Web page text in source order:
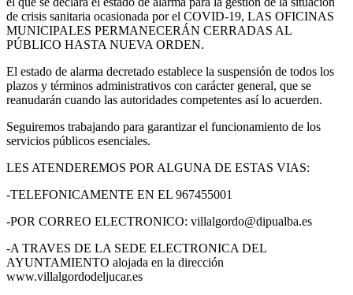
de crisis sanitaria ocasionada por el COVID-19, LAS OFICINAS
MUNICIPALES PERMANECERÁN CERRADAS AL
PÚBLICO HASTA NUEVA ORDEN.
El estado de alarma decretado establece la suspensión de todos los
plazos y términos administrativos con carácter general, que se
reanudarán cuando las autoridades competentes así lo acuerden.
Seguiremos trabajando para garantizar el funcionamiento de los
servicios públicos esenciales.
LES ATENDEREMOS POR ALGUNA DE ESTAS VIAS:
-TELEFONICAMENTE EN EL 967455001
-POR CORREO ELECTRONICO: villalgordo@dipualba.es
-A TRAVES DE LA SEDE ELECTRONICA DEL
AYUNTAMIENTO alojada en la dirección
www.villalgordodeljucar.es